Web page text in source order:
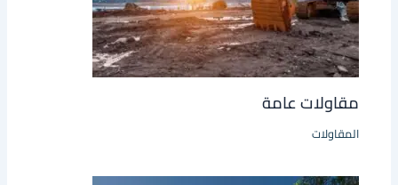
مقاولات عامة
المقاولات